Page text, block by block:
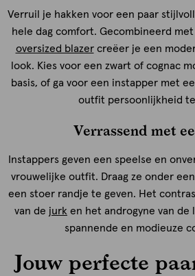
Verruil je hakken voor een paar
hele dag comfort. Gecombineerd
oversized blazercreëer je een
look. Kies voor een zwart of cognac
basis, of ga voor een instapper met
outfit persoonlijkheid
Verrassend met
Instappers geven een speelse en
vrouwelijke outfit. Draag ze onder
een stoer randje te geven. Het
van de jurk en het androgyne van de
spannende en modieuze
Jouw perfecte